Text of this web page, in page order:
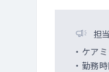
担
・ケア
・勤務